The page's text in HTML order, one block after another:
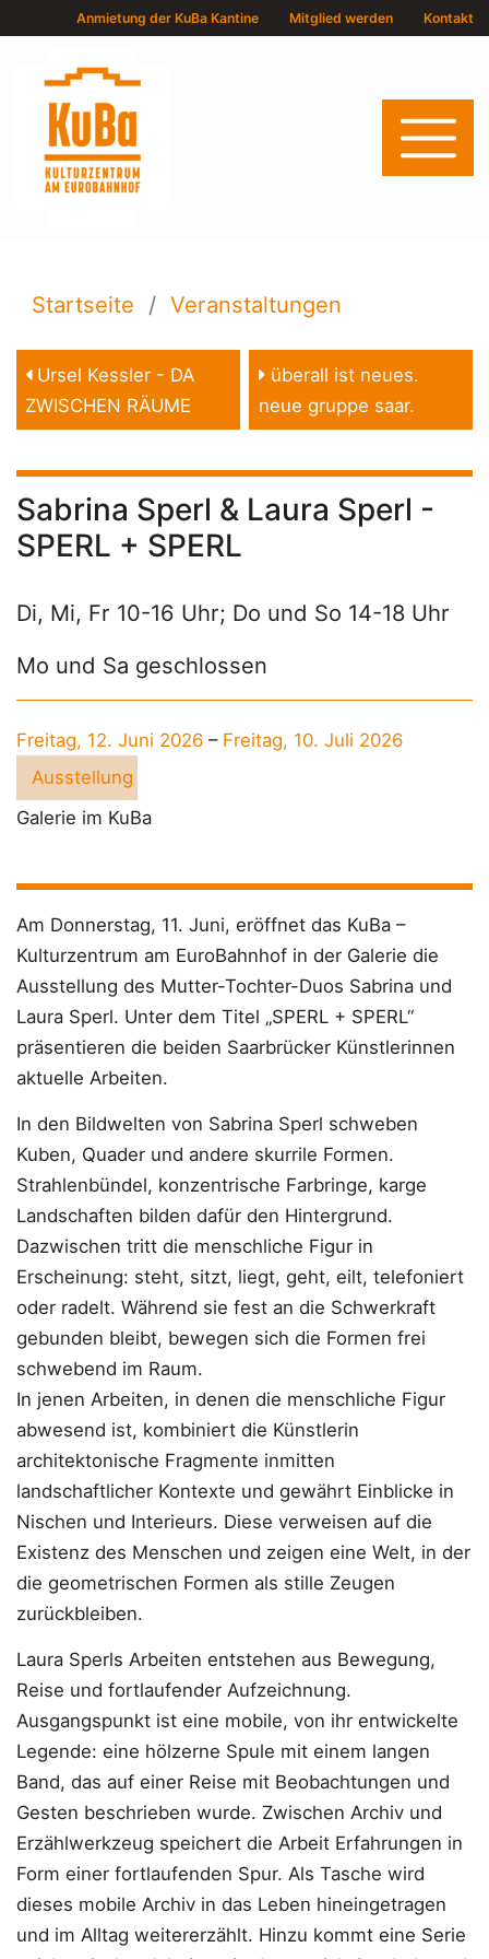
Anmietung der KuBa Kantine Mitglied werden Kontakt
Startseite Veranstaltungen
Ursel Kessler - DA
ZWISCHEN RÄUME
überall ist neues.
neue gruppe saar.
Sabrina Sperl & Laura Sperl -
SPERL + SPERL
Di, Mi, Fr 10-16 Uhr; Do und So 14-18 Uhr
Mo und Sa geschlossen
Freitag, 12. Juni 2026 – Freitag, 10. Juli 2026
Ausstellung
Galerie im KuBa
Am Donnerstag, 11. Juni, eröffnet das KuBa –
Kulturzentrum am EuroBahnhof in der Galerie die
Ausstellung des Mutter-Tochter-Duos Sabrina und
Laura Sperl. Unter dem Titel „SPERL + SPERL“
präsentieren die beiden Saarbrücker Künstlerinnen
aktuelle Arbeiten.
In den Bildwelten von Sabrina Sperl schweben
Kuben, Quader und andere skurrile Formen.
Strahlenbündel, konzentrische Farbringe, karge
Landschaften bilden dafür den Hintergrund.
Dazwischen tritt die menschliche Figur in
Erscheinung: steht, sitzt, liegt, geht, eilt, telefoniert
oder radelt. Während sie fest an die Schwerkraft
gebunden bleibt, bewegen sich die Formen frei
schwebend im Raum.
In jenen Arbeiten, in denen die menschliche Figur
abwesend ist, kombiniert die Künstlerin
architektonische Fragmente inmitten
landschaftlicher Kontexte und gewährt Einblicke in
Nischen und Interieurs. Diese verweisen auf die
Existenz des Menschen und zeigen eine Welt, in der
die geometrischen Formen als stille Zeugen
zurückbleiben.
Laura Sperls Arbeiten entstehen aus Bewegung,
Reise und fortlaufender Aufzeichnung.
Ausgangspunkt ist eine mobile, von ihr entwickelte
Legende: eine hölzerne Spule mit einem langen
Band, das auf einer Reise mit Beobachtungen und
Gesten beschrieben wurde. Zwischen Archiv und
Erzählwerkzeug speichert die Arbeit Erfahrungen in
Form einer fortlaufenden Spur. Als Tasche wird
dieses mobile Archiv in das Leben hineingetragen
und im Alltag weitererzählt. Hinzu kommt eine Serie